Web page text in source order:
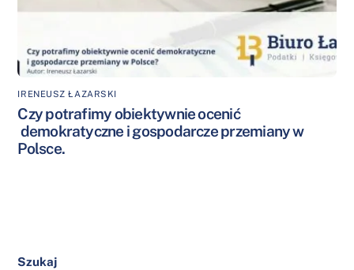
IRENEUSZ ŁAZARSKI
Czy potrafimy obiektywnie ocenić
demokratyczne i gospodarcze przemiany w
Polsce.
Szukaj